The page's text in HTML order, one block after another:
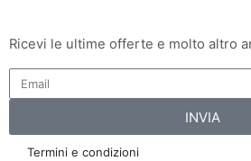
Ricevi le ultime offerte e molto altro
INVIA
Termini e condizioni